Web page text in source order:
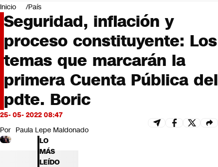
Negocios
Deportes
Programas completos
Cultura
Servicios
Bits
CNN tiempo
Futuro 360
Opinión
Inicio País
Seguridad, inflación y
proceso constituyente: Los
temas que marcarán la
primera Cuenta Pública del
pdte. Boric
25- 05- 2022 08:47
Por Paula Lepe Maldonado
LO
MÁS
LEÍDO